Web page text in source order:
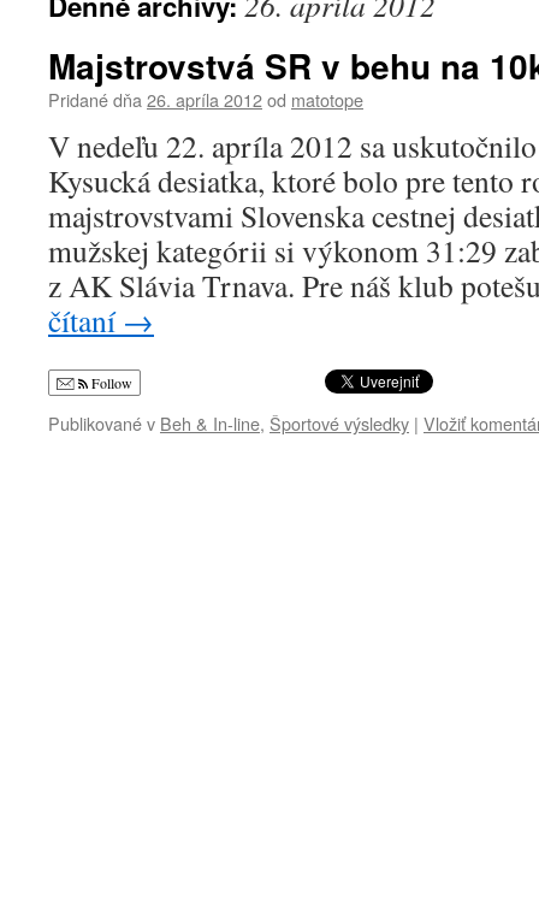
Majstrovstvá SR v behu na
Pridané dňa 26. apríla 2012od matotope
V nedeľu 22. apríla 2012 sa
Kysucká desiatka, ktoré bolo pre tento
majstrovstvami Slovenska cestnej
mužskej kategórii si výkonom 31:29
z AK Slávia Trnava. Pre náš klub
čítaní →
Follow
Publikované v Beh & In-line, Športové výsledky | Vložiť